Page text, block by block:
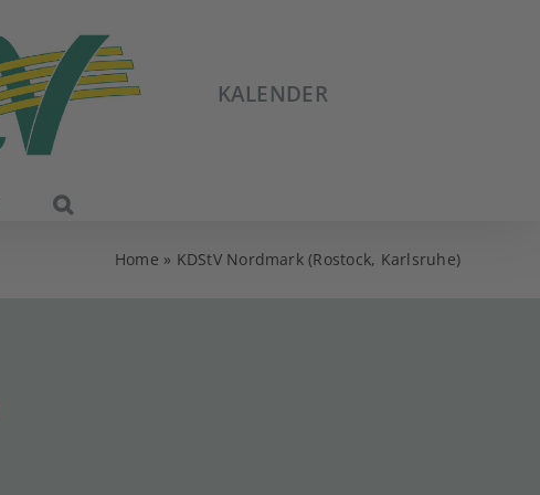
KALENDER
Home » KDStV Nordmark (Rostock, Karlsruhe)